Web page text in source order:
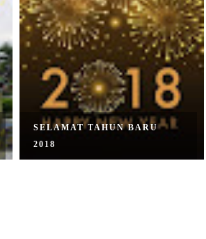
SELAMAT TAHUN BARU
2018